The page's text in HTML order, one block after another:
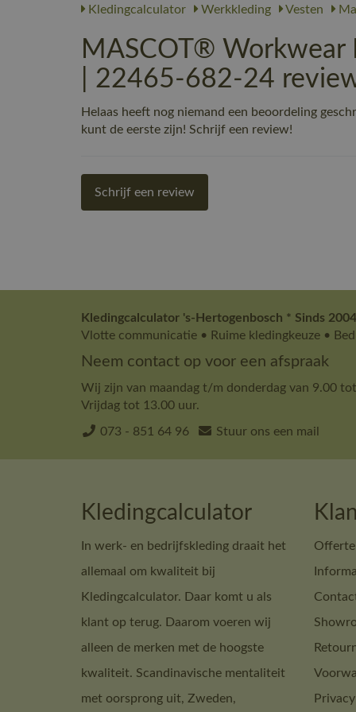
Kledingcalculator
Werkkleding Vesten
MASCOT® Workwear
| 22465-682-24
Helaas heeft nog niemand een beoordeling
kunt de eerste zijn! Schrijf een review!
Schrijf een review
Kledingcalculator 's-Hertogenbosch * Sinds
Vlotte communicatie • Ruime kledingkeuze •
Neem contact op voor een afspraak
Wij zijn van maandag t/m donderdag van 9.00
Vrijdag tot 13.00 uur.
073 - 851 64 96 Stuur ons een mail
Kledingcalculator
In werk- en bedrijfskleding draait het
allemaal om kwaliteit bij
Kledingcalculator. Daar komt u als
klant op terug. Daarom voeren wij
alleen de merken met de hoogste
kwaliteit. Scandinavische mentaliteit
met oorsprong uit, Zweden,
Offerte
Privacy